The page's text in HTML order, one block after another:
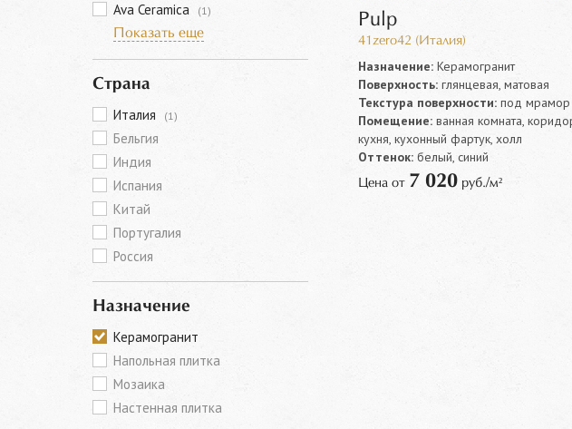
Ava Ceramica
(1)
Показать еще
Страна
Италия (1)
Бельгия
Индия
Испания
Китай
Португалия
Россия
Назначение
Керамогранит
Напольная плитка
Мозаика
Настенная плитка
Pulp
41zero42 (Италия)
Назначение:Керамогранит
Поверхность:глянцевая, матовая
Текстура поверхности:под мрамор
Помещение:ванная комната,
кухня, кухонный фартук, холл
Оттенок:белый, синий
Цена от 7 020руб./м²